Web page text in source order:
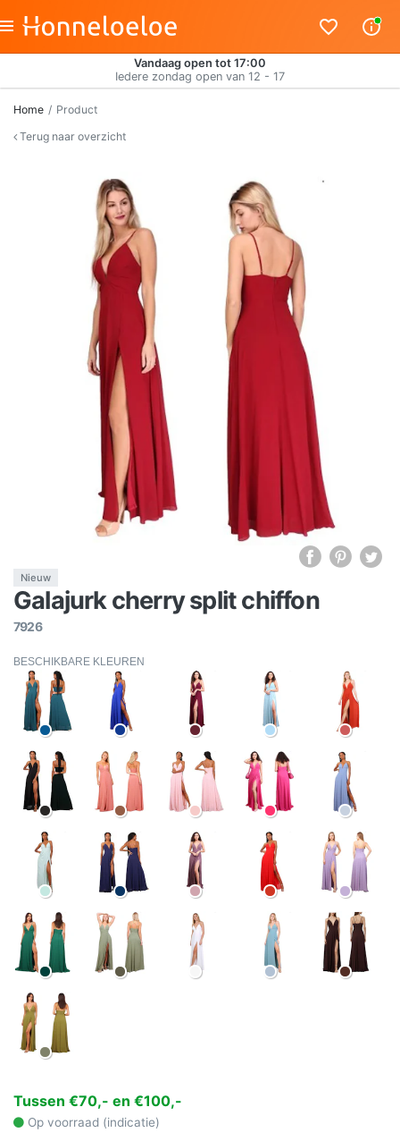
Vandaag open tot 17:00
Iedere zondag open van 12 - 17
Home
Product
Terug naar overzicht
Nieuw
Galajurk cherry split chiffon
7926
BESCHIKBARE KLEUREN
Tussen €70,- en €100,-
Op voorraad (indicatie)